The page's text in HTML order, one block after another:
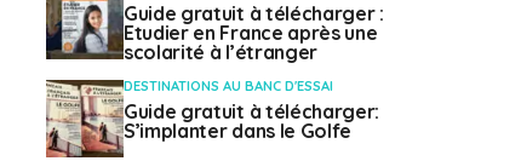
Guide gratuit à télécharger :
Etudier en France après une
scolarité à l’étranger
DESTINATIONS AU BANC D'ESSAI
Guide gratuit à télécharger:
S’implanter dans le Golfe